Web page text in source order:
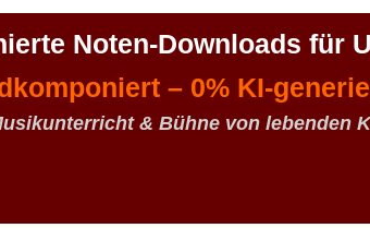
Noten-Downloads für
– 0% KI-
& Bühne von lebenden